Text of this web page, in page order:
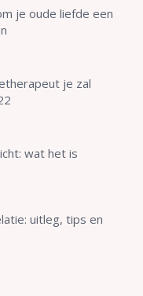
je oude liefde een
je zal
wat het is
uitleg, tips en